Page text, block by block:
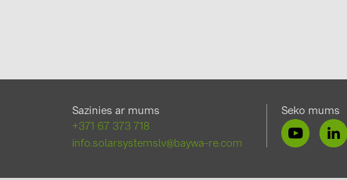
Sazinies ar mums
+371 67 373 718
info.solarsystemslv@baywa-re.com
Seko mums